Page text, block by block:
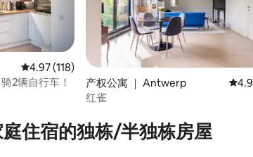
价
平均评分 4.97 分（满分 5 分），共 118 条评价
4.97 (118)
2辆自行车！
产权公寓 ｜ Antwerp 平均
红雀
住宿的独栋/半独栋房屋